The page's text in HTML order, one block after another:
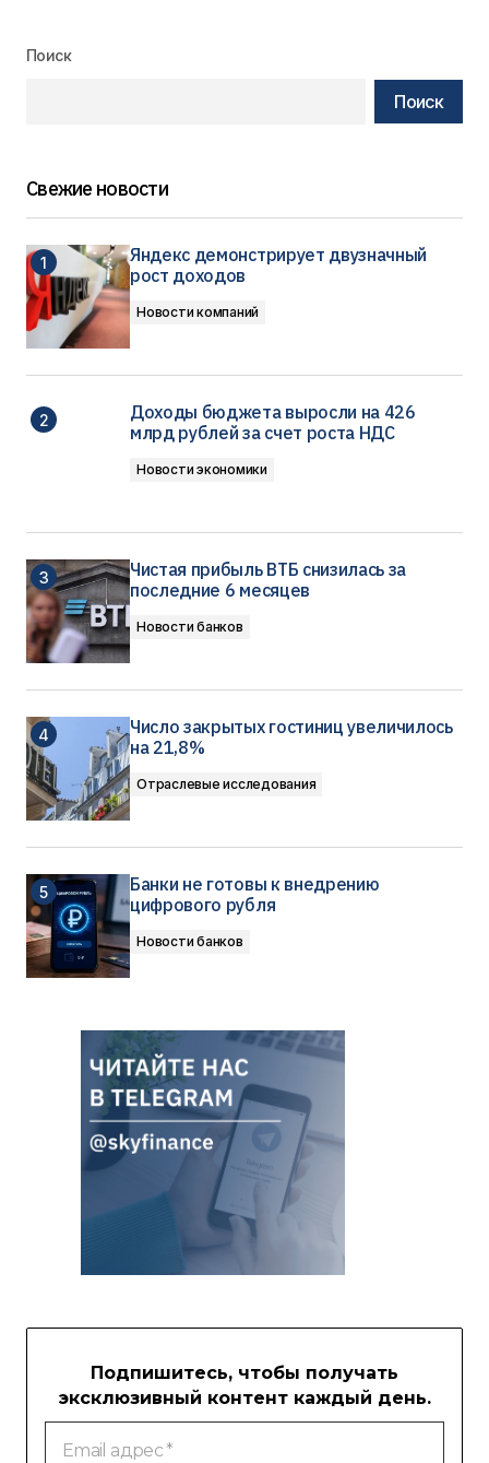
Поиск
Поиск
Свежие новости
Яндекс демонстрирует двузначный
рост доходов
Новости компаний
Доходы бюджета выросли на 426
млрд рублей за счет роста НДС
Новости экономики
Чистая прибыль ВТБ снизилась за
последние 6 месяцев
Новости банков
Число закрытых гостиниц увеличилось
на 21,8%
Отраслевые исследования
Банки не готовы к внедрению
цифрового рубля
Новости банков
Подпишитесь, чтобы получать
эксклюзивный контент каждый день.
Email
адрес